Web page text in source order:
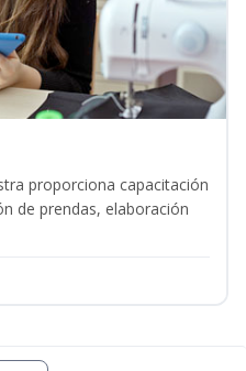
proporciona capacitación
de prendas, elaboración